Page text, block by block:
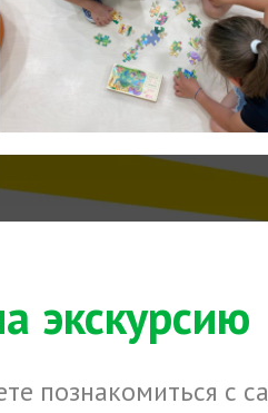
экскурсию
познакомиться с